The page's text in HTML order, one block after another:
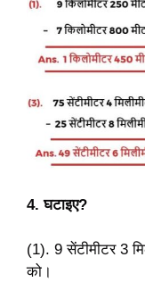
4. घटाइए?
(1). 9 सेंटीमीटर 3
को।